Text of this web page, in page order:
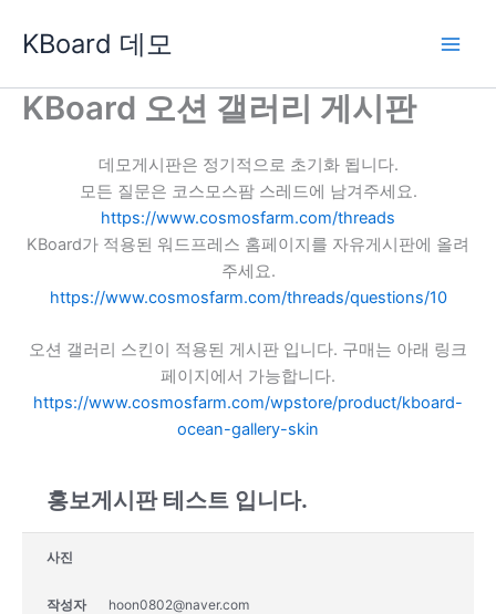
로
KBoard 데모
KBoard 오션 갤러리 게시판
데모게시판은 정기적으로 초기화 됩니다.
모든 질문은 코스모스팜 스레드에 남겨주세요.
https://www.cosmosfarm.com/threads
KBoard가 적용된 워드프레스 홈페이지를 자유게시판에 올려
주세요.
https://www.cosmosfarm.com/threads/questions/10
오션 갤러리 스킨이 적용된 게시판 입니다. 구매는 아래 링크
페이지에서 가능합니다.
https://www.cosmosfarm.com/wpstore/product/kboard-
ocean-gallery-skin
홍보게시판 테스트 입니다.
사진
작성자 hoon0802@naver.com